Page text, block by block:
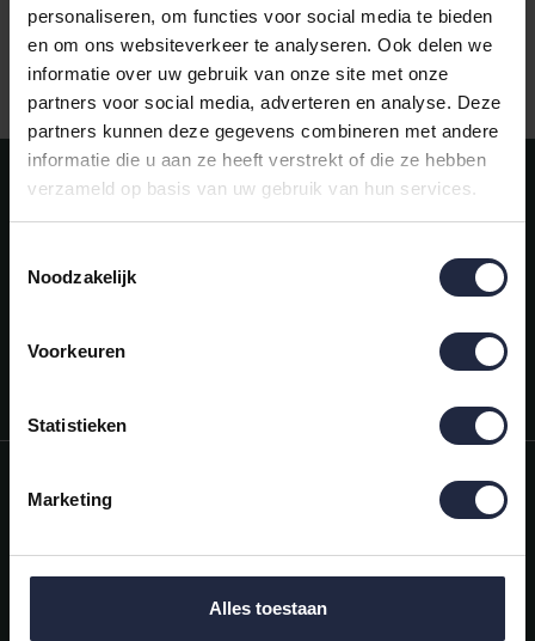
personaliseren, om functies voor social media te bieden
en om ons websiteverkeer te analyseren. Ook delen we
informatie over uw gebruik van onze site met onze
partners voor social media, adverteren en analyse. Deze
partners kunnen deze gegevens combineren met andere
informatie die u aan ze heeft verstrekt of die ze hebben
verzameld op basis van uw gebruik van hun services.
Noodzakelijk
Voorkeuren
Statistieken
Marketing
Alles toestaan
Gratis verzending vanaf €50,-
Meld je aan voor onze nieuwsbrief!
AANMELDEN
Mijn account
Categorieën